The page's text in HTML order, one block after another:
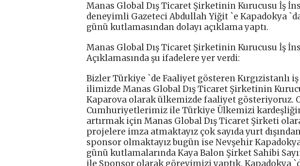
Manas Global Dış Ticaret Şirketinin Kurucusu İş
deneyimli Gazeteci Abdullah Yiğit `e Kapadokya `da
günü kutlamasından dolayı açıklama yaptı.
Manas Global Dış Ticaret Şirketinin Kurucusu İş
Açıklamasında şu ifadelere yer verdi:
Bizler Türkiye `de Faaliyet gösteren Kırgızistanlı
ilimizde Manas Global Dış Ticaret Şirketinin
Kaparova olarak ülkemizde faaliyet gösteriyoruz.
Cumhuriyetlerimiz ile Türkiye Ülkemizi
artırmak için Manas Global Dış Ticaret Şirketi
projelere imza atmaktayız çok sayıda yurt
sponsor olmaktayız bugün ise Nevşehir Kapadokya
günü kutlamalarında Kaya Balon Şirket Sahibi
ile Sponsor olarak görevimizi yaptık. Kapadokya